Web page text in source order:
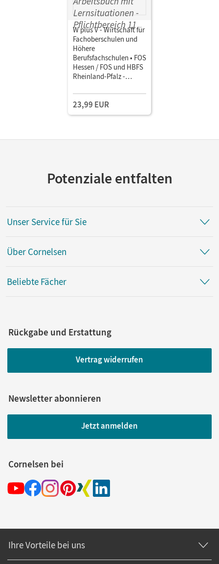
W plus V - Wirtschaft für
Fachoberschulen und
Höhere
Berufsfachschulen • FOS
Hessen / FOS und HBFS
Rheinland-Pfalz -
Pflichtbereich 11
Wirtschaft und
Verwaltung •
23,99 EUR
Potenziale entfalten
Unser Service für Sie
Über Cornelsen
Beliebte Fächer
Rückgabe und Erstattung
Vertrag widerrufen
Newsletter abonnieren
Jetzt anmelden
Cornelsen bei
Ihre Vorteile bei uns